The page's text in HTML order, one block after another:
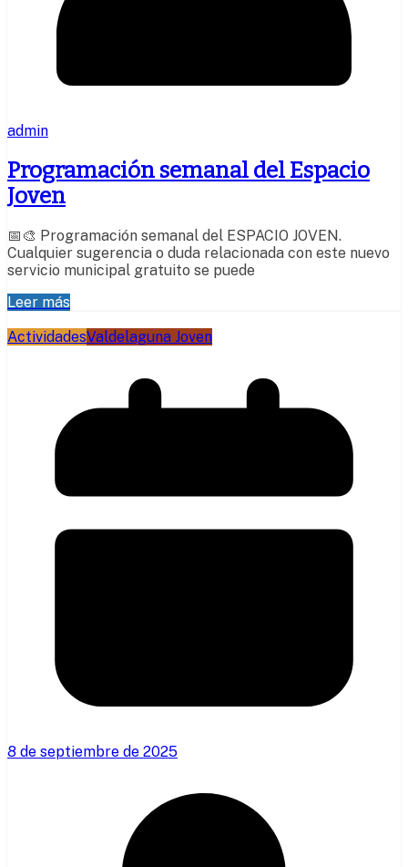
admin
Programación semanal del Espacio
Joven
📅🎨 Programación semanal del ESPACIO JOVEN.
Cualquier sugerencia o duda relacionada con este nuevo
servicio municipal gratuito se puede
Leer más
ActividadesValdelaguna Joven
8 de septiembre de 2025